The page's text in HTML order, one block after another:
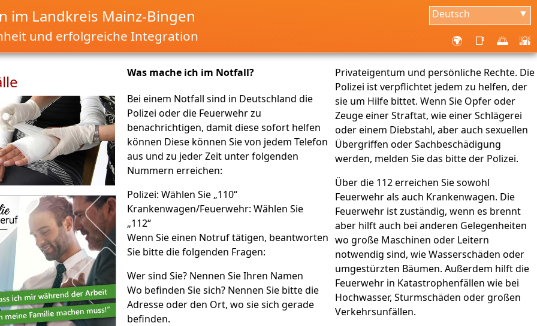
Deutsch ▼
im Landkreis Mainz-Bingen
und erfolgreiche Integration 🌍 📑 🌅 🌇
Was mache ich im Notfall?
Bei einem Notfall sind in Deutschland die
Polizei oder die Feuerwehr zu
benachrichtigen, damit diese sofort helfen
können Diese können Sie von jedem Telefon
aus und zu jeder Zeit unter folgenden
Nummern erreichen:
Polizei: Wählen Sie „110“
Krankenwagen/Feuerwehr: Wählen Sie
„112“
Wenn Sie einen Notruf tätigen, beantworten
Sie bitte die folgenden Fragen:
Wer sind Sie? Nennen Sie Ihren Namen
Wo befinden Sie sich? Nennen Sie bitte die
Adresse oder den Ort, wo sie sich gerade
befinden.
Privateigentum und persönliche Rechte. Die
Polizei ist verpflichtet jedem zu helfen, der
sie um Hilfe bittet. Wenn Sie Opfer oder
Zeuge einer Straftat, wie einer Schlägerei
oder einem Diebstahl, aber auch sexuellen
Übergriffen oder Sachbeschädigung
werden, melden Sie das bitte der Polizei.
Über die 112 erreichen Sie sowohl
Feuerwehr als auch Krankenwagen. Die
Feuerwehr ist zuständig, wenn es brennt
aber hilft auch bei anderen Gelegenheiten
wo große Maschinen oder Leitern
notwendig sind, wie Wasserschäden oder
umgestürzten Bäumen. Außerdem hilft die
Feuerwehr in Katastrophenfällen wie bei
Hochwasser, Sturmschäden oder großen
Verkehrsunfällen.